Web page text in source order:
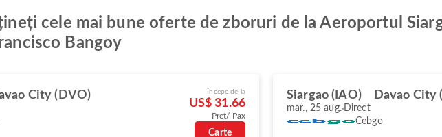
cele mai bune oferte de zboruri de la Aeroportul
Bangoy
City (DVO) Începe de la
US$ 31.66
Preț/ Pax
Carte
Siargao (IAO) Davao City
mar., 25 aug. Direct
Cebgo